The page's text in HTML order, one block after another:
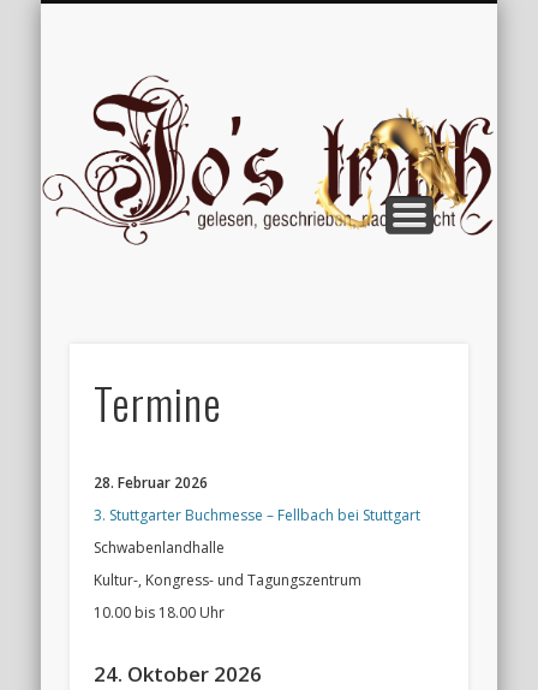
Termine
28. Februar 2026
3. Stuttgarter Buchmesse – Fellbach bei Stuttgart
Schwabenlandhalle
Kultur-, Kongress- und Tagungszentrum
10.00 bis 18.00 Uhr
24. Oktober 2026